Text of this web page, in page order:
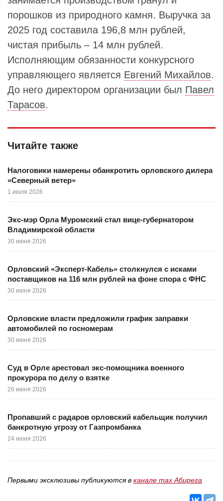
порошков из природного камня. Выручка за
2025 год составила 196,8 млн рублей,
чистая прибыль – 14 млн рублей.
Исполняющим обязанности конкурсного
управляющего является Евгений Михайлов.
До него директором организации был Павел
Тарасов.
Читайте также
Налоговики намерены обанкротить орловского дилера
«Северный ветер»
1 июля 2026
Экс-мэр Орла Муромский стал вице-губернатором
Владимирской области
30 июня 2026
Орловский «Эксперт-Кабель» столкнулся с исками
поставщиков на 116 млн рублей на фоне спора с ФНС
30 июня 2026
Орловские власти предложили график заправки
автомобилей по госномерам
30 июня 2026
Суд в Орле арестовал экс-помощника военного
прокурора по делу о взятке
26 июня 2026
Пропавший с радаров орловский кабельщик получил
банкротную угрозу от Газпромбанка
24 июня 2026
Первыми эксклюзивы публикуются в канале max Абирега